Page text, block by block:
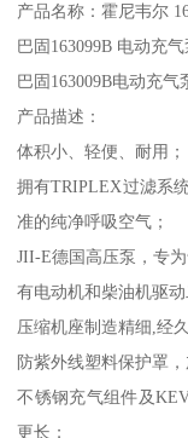
产品名称：霍尼韦尔
巴固163099B 电动充气
巴固163009B电动充气
产品描述：
体积小、轻便、耐用；
拥有TRIPLEX过滤系
准的纯净呼吸空气；
JII-E德国高压泵，专
有电动机和柴油机驱
压缩机座制造精细,经
防紫外线塑料保护罩
不锈钢充气组件及
更长；